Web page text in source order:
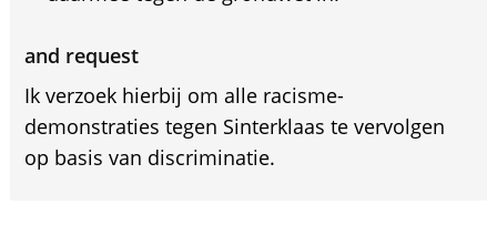
and request
Ik verzoek hierbij om alle racisme-
demonstraties tegen Sinterklaas te vervolgen
op basis van discriminatie.